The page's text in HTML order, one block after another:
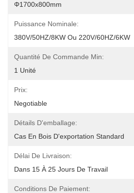
Φ1700x800mm
Puissance Nominale:
380V/50HZ/8KW Ou 220V/60HZ/6KW
Quantité De Commande Min:
1 Unité
Prix:
Negotiable
Détails D'emballage:
Cas En Bois D'exportation Standard
Délai De Livraison:
Dans 15 À 25 Jours De Travail
Conditions De Paiement: